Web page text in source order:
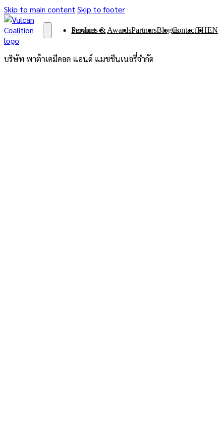
Skip to main content Skip to footer
Services & Product AwardsPartnersBlogContact us THEN
บริษัท พาต้าเคมีคอล แอนด์ แมชชีนเนอรี่จำกัด